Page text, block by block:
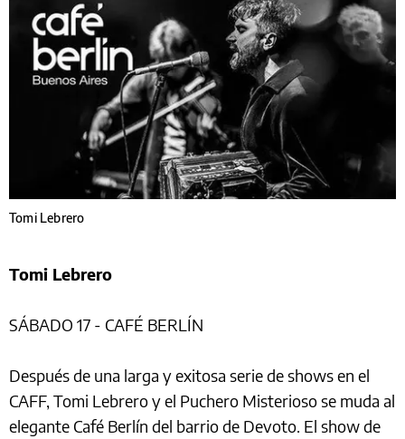
Tomi Lebrero
Tomi Lebrero
SÁBADO 17 - CAFÉ BERLÍN
Después de una larga y exitosa serie de shows en el
CAFF, Tomi Lebrero y el Puchero Misterioso se muda al
elegante Café Berlín del barrio de Devoto. El show de